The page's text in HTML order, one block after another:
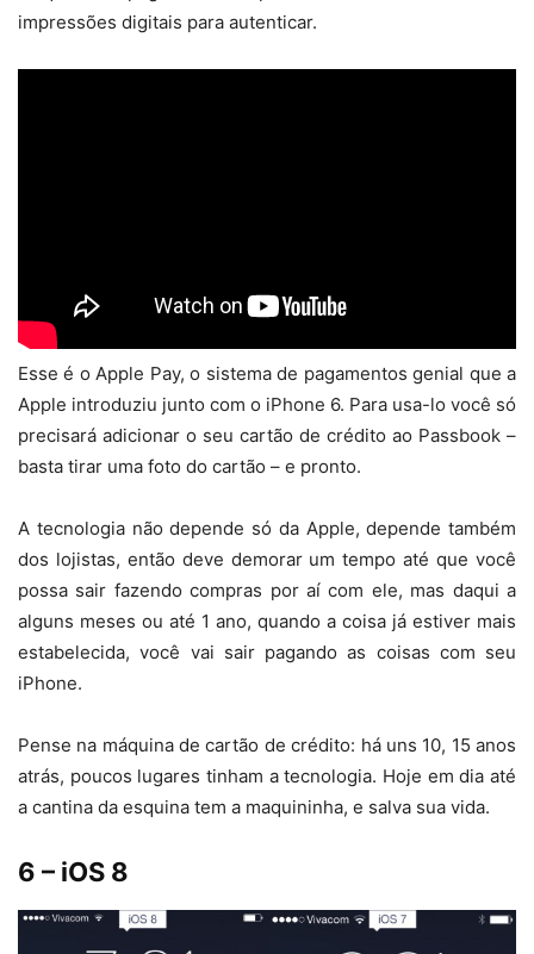
impressões digitais para autenticar.
Esse é o Apple Pay, o sistema de pagamentos genial que a
Apple introduziu junto com o iPhone 6. Para usa-lo você só
precisará adicionar o seu cartão de crédito ao Passbook –
basta tirar uma foto do cartão – e pronto.
A tecnologia não depende só da Apple, depende também
dos lojistas, então deve demorar um tempo até que você
possa sair fazendo compras por aí com ele, mas daqui a
alguns meses ou até 1 ano, quando a coisa já estiver mais
estabelecida, você vai sair pagando as coisas com seu
iPhone.
Pense na máquina de cartão de crédito: há uns 10, 15 anos
atrás, poucos lugares tinham a tecnologia. Hoje em dia até
a cantina da esquina tem a maquininha, e salva sua vida.
6 – iOS 8